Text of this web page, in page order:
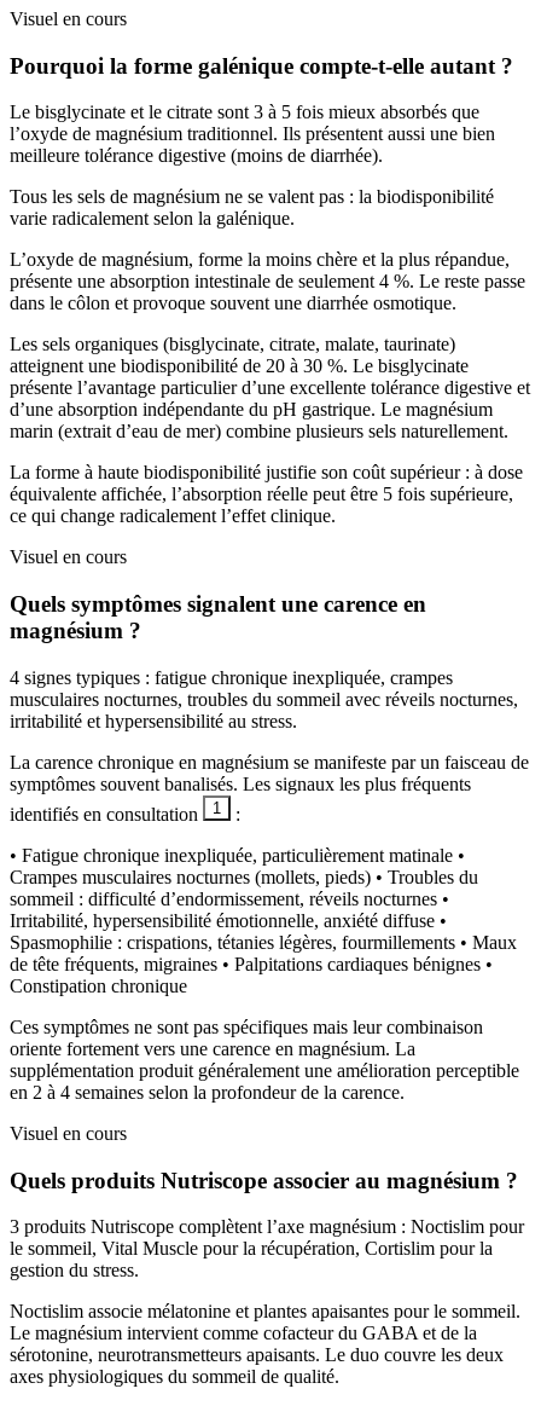
Visuel en cours
Pourquoi la forme galénique compte-t-elle autant ?
Le bisglycinate et le citrate sont 3 à 5 fois mieux absorbés que
l’oxyde de magnésium traditionnel. Ils présentent aussi une bien
meilleure tolérance digestive (moins de diarrhée).
Tous les sels de magnésium ne se valent pas : la biodisponibilité
varie radicalement selon la galénique.
L’oxyde de magnésium, forme la moins chère et la plus répandue,
présente une absorption intestinale de seulement 4 %. Le reste passe
dans le côlon et provoque souvent une diarrhée osmotique.
Les sels organiques (bisglycinate, citrate, malate, taurinate)
atteignent une biodisponibilité de 20 à 30 %. Le bisglycinate
présente l’avantage particulier d’une excellente tolérance digestive et
d’une absorption indépendante du pH gastrique. Le magnésium
marin (extrait d’eau de mer) combine plusieurs sels naturellement.
La forme à haute biodisponibilité justifie son coût supérieur : à dose
équivalente affichée, l’absorption réelle peut être 5 fois supérieure,
ce qui change radicalement l’effet clinique.
Visuel en cours
Quels symptômes signalent une carence en
magnésium ?
4 signes typiques : fatigue chronique inexpliquée, crampes
musculaires nocturnes, troubles du sommeil avec réveils nocturnes,
irritabilité et hypersensibilité au stress.
La carence chronique en magnésium se manifeste par un faisceau de
symptômes souvent banalisés. Les signaux les plus fréquents
identifiés en consultation
1
:
• Fatigue chronique inexpliquée, particulièrement matinale •
Crampes musculaires nocturnes (mollets, pieds) • Troubles du
sommeil : difficulté d’endormissement, réveils nocturnes •
Irritabilité, hypersensibilité émotionnelle, anxiété diffuse •
Spasmophilie : crispations, tétanies légères, fourmillements • Maux
de tête fréquents, migraines • Palpitations cardiaques bénignes •
Constipation chronique
Ces symptômes ne sont pas spécifiques mais leur combinaison
oriente fortement vers une carence en magnésium. La
supplémentation produit généralement une amélioration perceptible
en 2 à 4 semaines selon la profondeur de la carence.
Visuel en cours
Quels produits Nutriscope associer au magnésium ?
3 produits Nutriscope complètent l’axe magnésium : Noctislim pour
le sommeil, Vital Muscle pour la récupération, Cortislim pour la
gestion du stress.
Noctislim associe mélatonine et plantes apaisantes pour le sommeil.
Le magnésium intervient comme cofacteur du GABA et de la
sérotonine, neurotransmetteurs apaisants. Le duo couvre les deux
axes physiologiques du sommeil de qualité.